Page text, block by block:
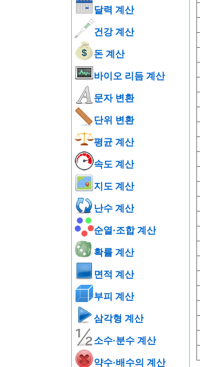
달력 계산
건강 계산
돈 계산
바이오 리듬 계산
문자 변환
단위 변환
평균 계산
속도 계산
지도 계산
난수 계산
순열·조합 계산
확률 계산
면적 계산
부피 계산
삼각형 계산
소수·분수 계산
약수·배수의 계산